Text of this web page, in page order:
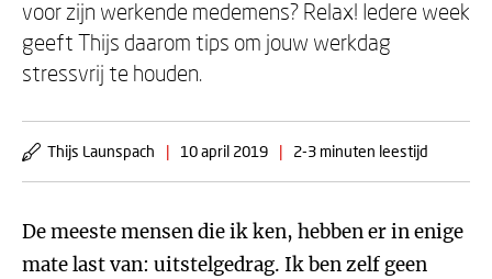
voor zijn werkende medemens? Relax! Iedere week
geeft Thijs daarom tips om jouw werkdag
stressvrij te houden.
Thijs Launspach | 10 april 2019 | 2-3 minuten leestijd
De meeste mensen die ik ken, hebben er in enige
mate last van: uitstelgedrag. Ik ben zelf geen